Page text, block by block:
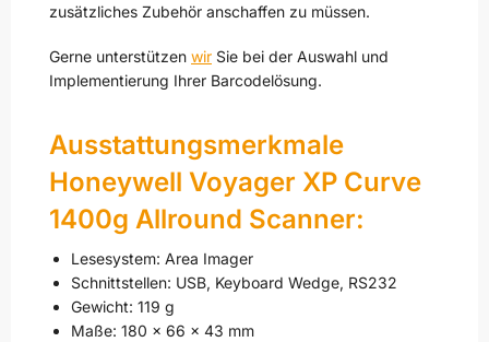
zusätzliches Zubehör anschaffen zu müssen.
Gerne unterstützen wir Sie bei der Auswahl und
Implementierung Ihrer Barcodelösung.
Ausstattungsmerkmale
Honeywell Voyager XP Curve
1400g Allround Scanner:
Lesesystem: Area Imager
Schnittstellen: USB, Keyboard Wedge, RS232
Gewicht: 119 g
Maße: 180 x 66 x 43 mm